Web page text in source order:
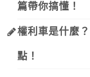
篇帶你搞懂！
權利車是什麼
點！